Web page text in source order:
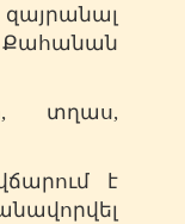
Քահանան
տղաս,
է